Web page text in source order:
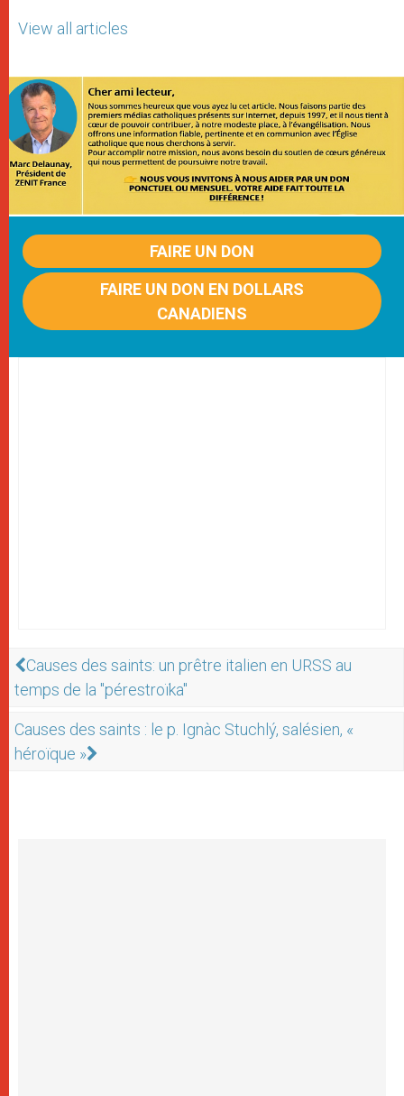
View all articles
FAIRE UN DON
FAIRE UN DON EN DOLLARS
CANADIENS
Causes des saints: un prêtre italien en URSS au
temps de la "pérestroïka"
Causes des saints : le p. Ignàc Stuchlý, salésien, «
héroïque »